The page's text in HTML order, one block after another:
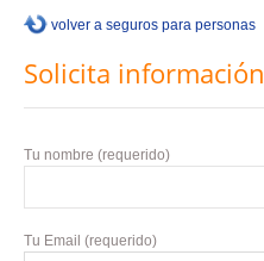
volver a seguros para personas
Solicita información
Tu nombre (requerido)
Tu Email (requerido)